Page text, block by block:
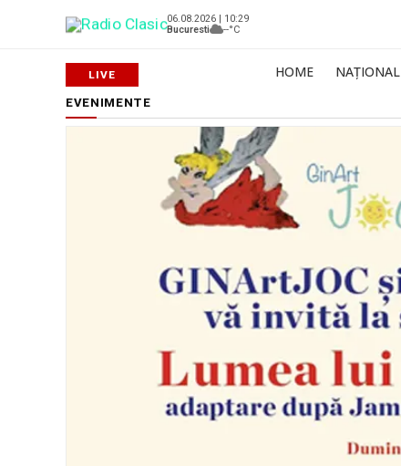
06.08.2026 | 10:29
Bucuresti
--°C
HOME NAȚIONAL
EVENIMENTE